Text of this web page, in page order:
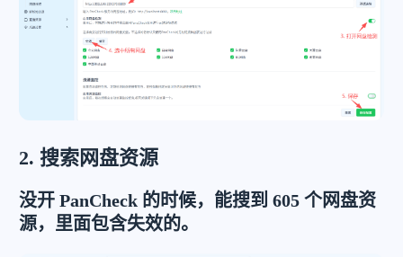
2. 搜索网盘资源
没开 PanCheck 的时候，能搜到 605 个网盘资
源，里面包含失效的。